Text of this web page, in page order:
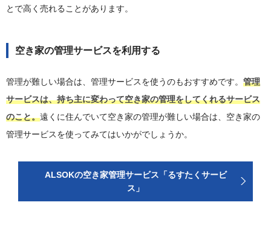
とで高く売れることがあります。
空き家の管理サービスを利用する
管理が難しい場合は、管理サービスを使うのもおすすめです。 管理
サービスは、持ち主に変わって空き家の管理をしてくれるサービス
のこと。遠くに住んでいて空き家の管理が難しい場合は、空き家の
管理サービスを使ってみてはいかがでしょうか。
ALSOKの空き家管理サービス「るすたくサービ
ス」